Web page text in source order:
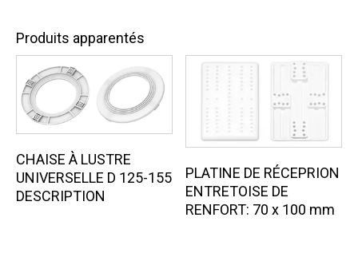
Produits apparentés
CHAISE À LUSTRE
UNIVERSELLE D 125-155
DESCRIPTION
PLATINE DE RÉCEPRION
ENTRETOISE DE
RENFORT: 70 х 100 mm